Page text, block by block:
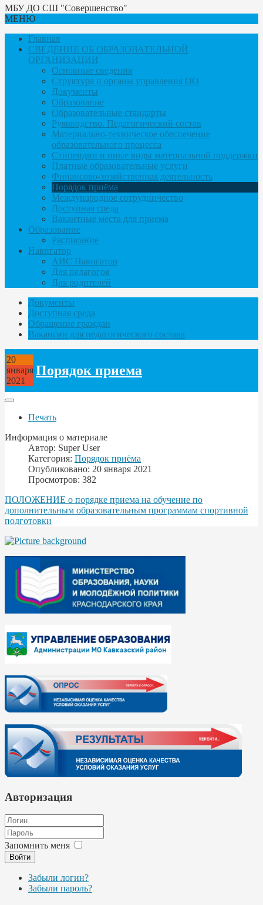
МБУ ДО СШ "Совершенство"
МЕНЮ
Главная
СВЕДЕНИЕ ОБ ОБРАЗОВАТЕЛЬНОЙ
ОРГАНИЗАЦИИ
Основные сведения
Структура и органы управления ОО
Документы
Образование
Образовательные стандарты
Руководство. Педагогический состав
Материально-техническое обеспечение
образовательного процесса
Стипендии и иные виды материальной поддержки
Платные образовательные услуги
Финансово-хозяйственная деятельность
Порядок приёма
Международное сотрудничество
Доступная среда
Вакантные места для приема
Образование
Расписание
Навигатор
АИС Навигатор
Для педагогов
Для родителей
Документы
Доступная среда
Обращение граждан
Вакансии для педагогического состава
20
января
2021
Порядок приема
Печать
Информация о материале
Автор: Super User
Категория: Порядок приёма
Опубликовано: 20 января 2021
Просмотров: 382
ПОЛОЖЕНИЕ о порядке приема на обучение по
дополнительным образовательным программам спортивной
подготовки
Авторизация
Запомнить меня
Войти
Забыли логин?
Забыли пароль?